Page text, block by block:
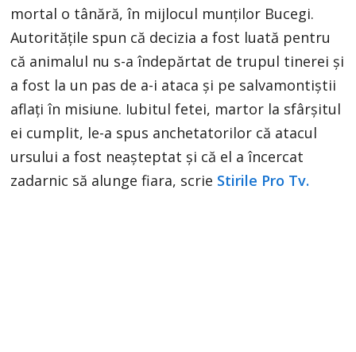
mortal o tânără, în mijlocul munților Bucegi.
Autoritățile spun că decizia a fost luată pentru
că animalul nu s-a îndepărtat de trupul tinerei și
a fost la un pas de a-i ataca și pe salvamontiștii
aflați în misiune. Iubitul fetei, martor la sfârșitul
ei cumplit, le-a spus anchetatorilor că atacul
ursului a fost neașteptat și că el a încercat
zadarnic să alunge fiara, scrie Stirile Pro Tv.